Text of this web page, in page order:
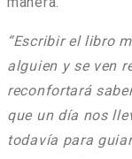
“Escribir el libro
alguien y se ven
reconfortará
que un día nos
todavía para